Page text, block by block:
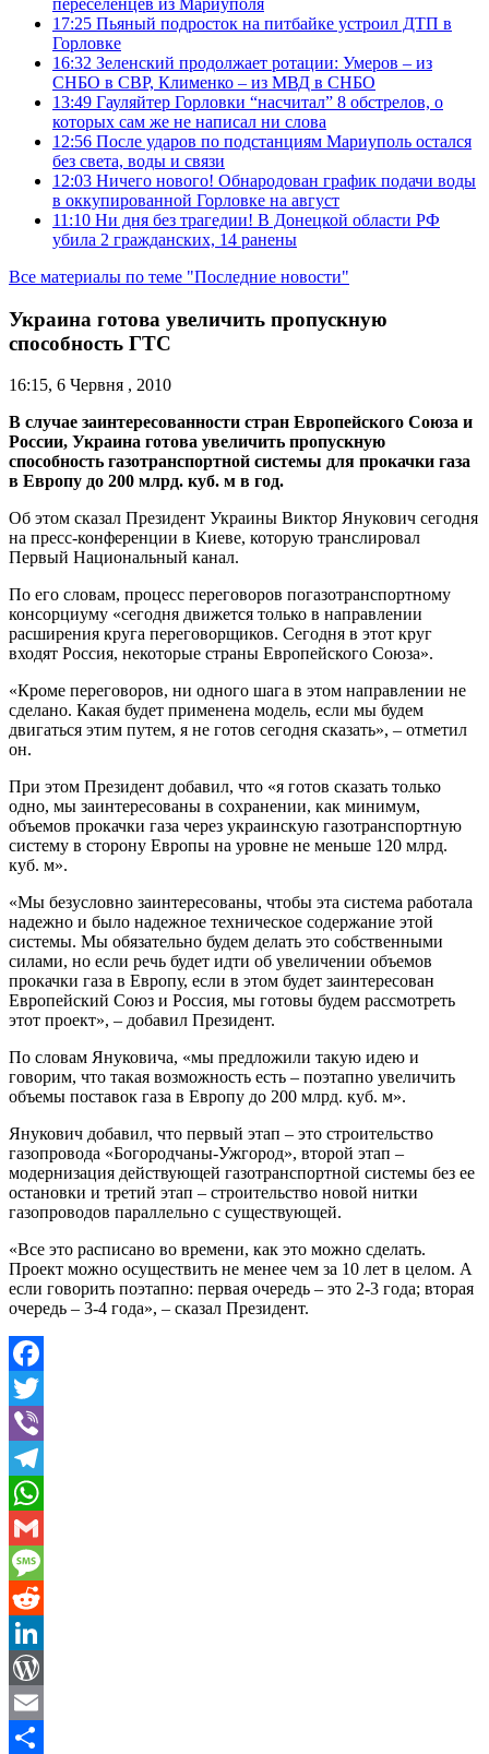
17:25 Пьяный подросток на питбайке устроил ДТП в
Горловке
16:32 Зеленский продолжает ротации: Умеров – из
СНБО в СВР, Клименко – из МВД в СНБО
13:49 Гауляйтер Горловки “насчитал” 8 обстрелов, о
которых сам же не написал ни слова
12:56 После ударов по подстанциям Мариуполь остался
без света, воды и связи
12:03 Ничего нового! Обнародован график подачи воды
в оккупированной Горловке на август
11:10 Ни дня без трагедии! В Донецкой области РФ
убила 2 гражданских, 14 ранены
Все материалы по теме "Последние новости"
Украина готова увеличить пропускную
способность ГТС
16:15, 6 Червня , 2010
В случае заинтересованности стран Европейского Союза и
России, Украина готова увеличить пропускную
способность газотранспортной системы для прокачки газа
в Европу до 200 млрд. куб. м в год.
Об этом сказал Президент Украины Виктор Янукович сегодня
на пресс-конференции в Киеве, которую транслировал
Первый Национальный канал.
По его словам, процесс переговоров погазотранспортному
консорциуму «сегодня движется только в направлении
расширения круга переговорщиков. Сегодня в этот круг
входят Россия, некоторые страны Европейского Союза».
«Кроме переговоров, ни одного шага в этом направлении не
сделано. Какая будет применена модель, если мы будем
двигаться этим путем, я не готов сегодня сказать», – отметил
он.
При этом Президент добавил, что «я готов сказать только
одно, мы заинтересованы в сохранении, как минимум,
объемов прокачки газа через украинскую газотранспортную
систему в сторону Европы на уровне не меньше 120 млрд.
куб. м».
«Мы безусловно заинтересованы, чтобы эта система работала
надежно и было надежное техническое содержание этой
системы. Мы обязательно будем делать это собственными
силами, но если речь будет идти об увеличении объемов
прокачки газа в Европу, если в этом будет заинтересован
Европейский Союз и Россия, мы готовы будем рассмотреть
этот проект», – добавил Президент.
По словам Януковича, «мы предложили такую идею и
говорим, что такая возможность есть – поэтапно увеличить
объемы поставок газа в Европу до 200 млрд. куб. м».
Янукович добавил, что первый этап – это строительство
газопровода «Богородчаны-Ужгород», второй этап –
модернизация действующей газотранспортной системы без ее
остановки и третий этап – строительство новой нитки
газопроводов параллельно с существующей.
«Все это расписано во времени, как это можно сделать.
Проект можно осуществить не менее чем за 10 лет в целом. А
если говорить поэтапно: первая очередь – это 2-3 года; вторая
очередь – 3-4 года», – сказал Президент.
Facebook
Twitter
Viber
Telegram
WhatsApp
Gmail
Message
Reddit
LinkedIn
WordPress
Email